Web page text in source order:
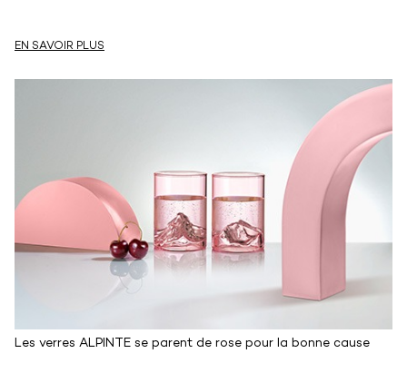
EN SAVOIR PLUS
Les verres ALPINTE se parent de rose pour la bonne cause